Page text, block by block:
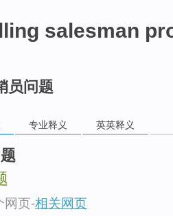
salesman
员问题
专业释义 英英释义
网页-相关网页